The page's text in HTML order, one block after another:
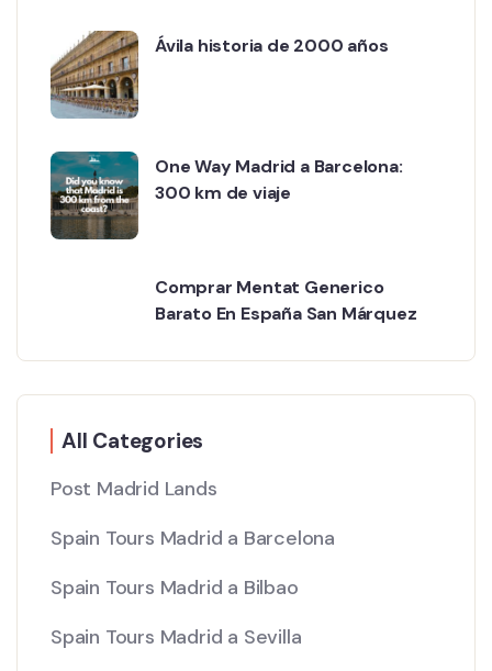
Ávila historia de 2000 años
One Way Madrid a Barcelona:
300 km de viaje
Comprar Mentat Generico
Barato En España San Márquez
All Categories
Post Madrid Lands
Spain Tours Madrid a Barcelona
Spain Tours Madrid a Bilbao
Spain Tours Madrid a Sevilla